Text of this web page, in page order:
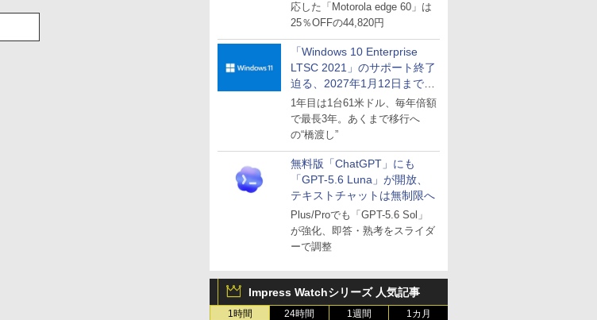
応した「Motorola edge 60」は
25％OFFの44,820円
「Windows 10 Enterprise
LTSC 2021」のサポート終了
迫る、2027年1月12日まで
～ESUは9月1日から販売
1年目は1台61米ドル、毎年倍額
で最長3年。あくまで移行へ
の“橋渡し”
無料版「ChatGPT」にも
「GPT-5.6 Luna」が開放、
テキストチャットは無制限へ
Plus/Proでも「GPT-5.6 Sol」
が強化、即答・熟考をスライダ
ーで調整
Impress Watchシリーズ 人気記事
1時間 24時間 1週間 1カ月